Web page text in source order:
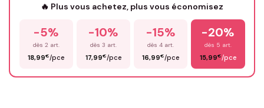
Prénom*
🔥 Plus vous achetez, plus vous économisez
-5%
dès 2 art.
18,99€/pce
-10%
dès 3 art.
17,99€/pce
-15%
dès 4 art.
16,99€/pce
-20%
dès 5 art.
15,99€/pce